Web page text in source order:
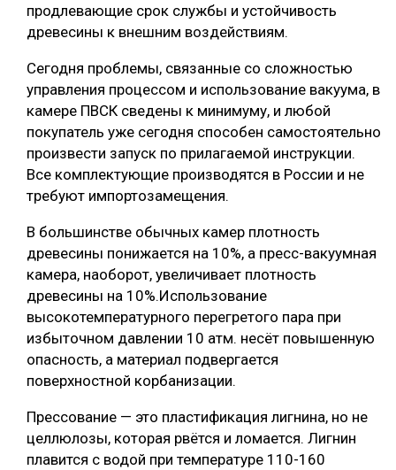
продлевающие срок службы и устойчивость
древесины к внешним воздействиям.
Сегодня проблемы, связанные со сложностью
управления процессом и использование вакуума, в
камере ПВСК сведены к минимуму, и любой
покупатель уже сегодня способен самостоятельно
произвести запуск по прилагаемой инструкции.
Все комплектующие производятся в России и не
требуют импортозамещения.
В большинстве обычных камер плотность
древесины понижается на 10%, а пресс-вакуумная
камера, наоборот, увеличивает плотность
древесины на 10%.Использование
высокотемпературного перегретого пара при
избыточном давлении 10 атм. несёт повышенную
опасность, а материал подвергается
поверхностной корбанизации.
Прессование — это пластификация лигнина, но не
целлюлозы, которая рвётся и ломается. Лигнин
плавится с водой при температуре 110-160